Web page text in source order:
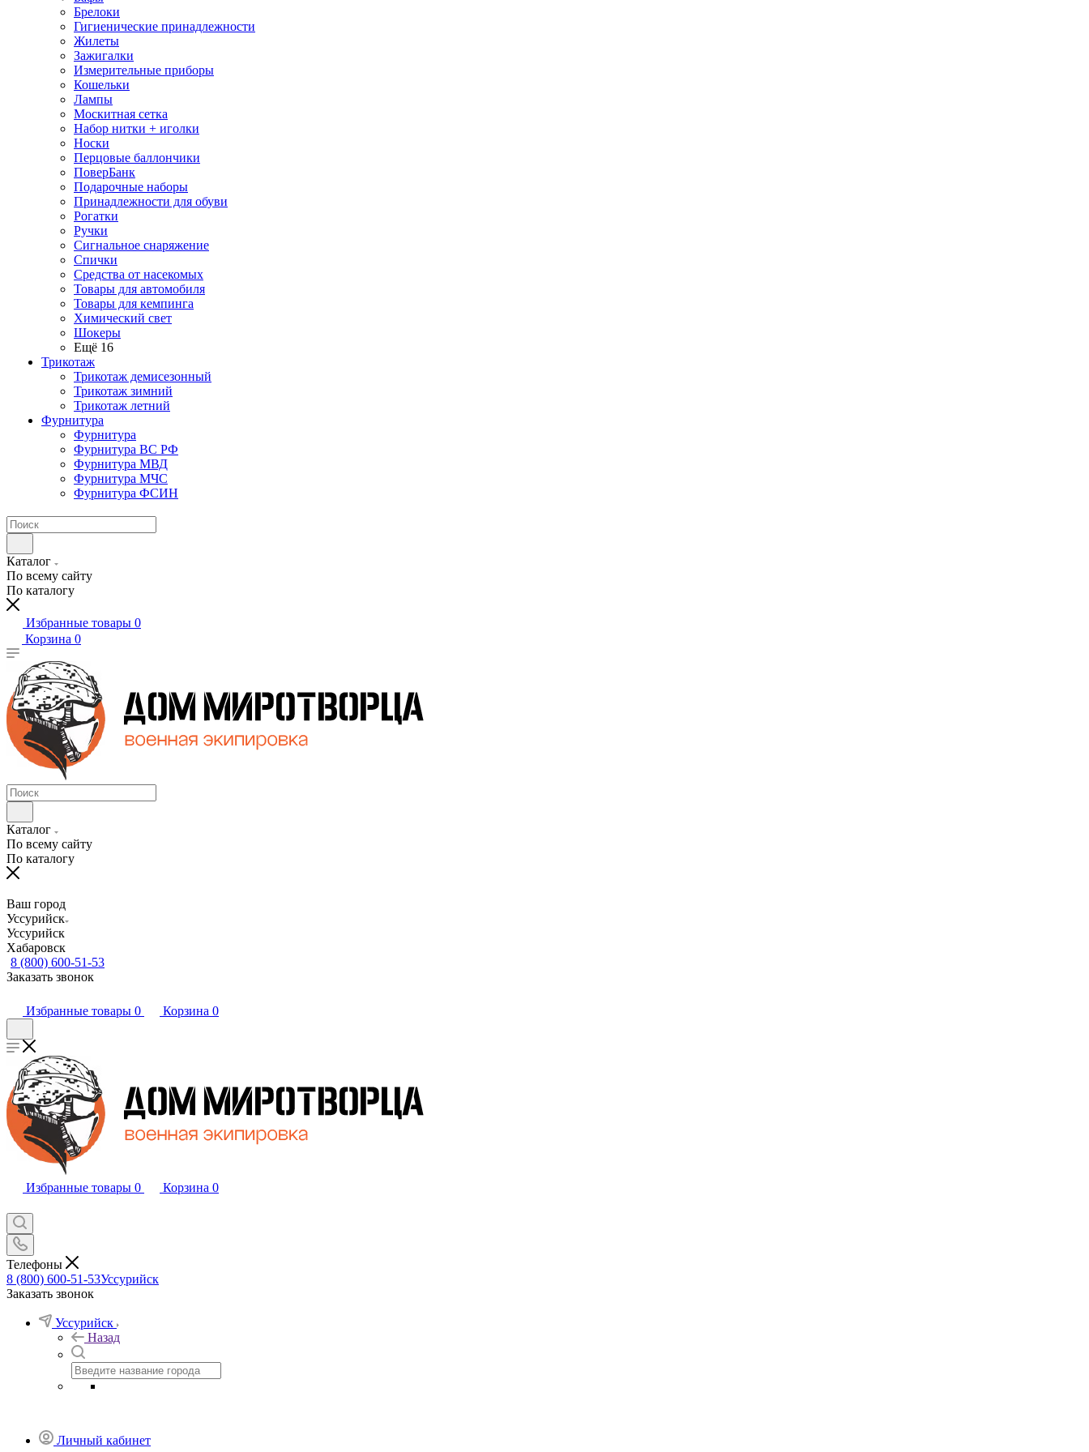
Брелоки
Гигиенические принадлежности
Жилеты
Зажигалки
Измерительные приборы
Кошельки
Лампы
Москитная сетка
Набор нитки + иголки
Носки
Перцовые баллончики
ПоверБанк
Подарочные наборы
Принадлежности для обуви
Рогатки
Ручки
Сигнальное снаряжение
Спички
Средства от насекомых
Товары для автомобиля
Товары для кемпинга
Химический свет
Шокеры
Ещё 16
Трикотаж
Трикотаж демисезонный
Трикотаж зимний
Трикотаж летний
Фурнитура
Фурнитура
Фурнитура ВС РФ
Фурнитура МВД
Фурнитура МЧС
Фурнитура ФСИН
Каталог
По всему сайту
По каталогу
Избранные товары 0
Корзина 0
Каталог
По всему сайту
По каталогу
Ваш город
Уссурийск
Уссурийск
Хабаровск
8 (800) 600-51-53
Заказать звонок
Избранные товары 0 Корзина 0
Избранные товары 0 Корзина 0
Телефоны
8 (800) 600-51-53Уссурийск
Заказать звонок
Уссурийск
Назад
Личный кабинет